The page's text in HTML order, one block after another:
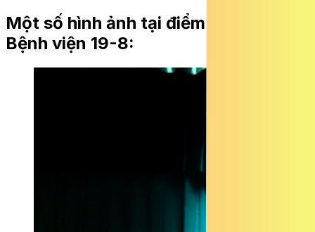
Một số hình ảnh tại điểm bỏ phiếu
Bệnh viện 19-8: